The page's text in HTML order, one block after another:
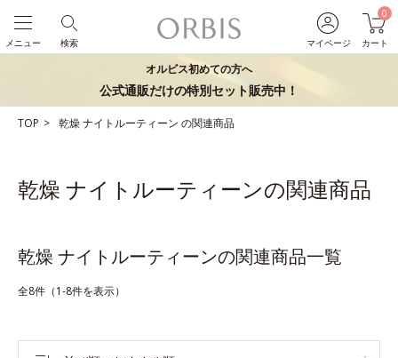
マイページ
0
カート
検索
メニュー
オルビス初めての方へ
公式通販だけの特別セット販売中！
TOP 乾燥ナイトルーティーン の関連商品
乾燥 ナイトルーティーンの関連商品
乾燥 ナイトルーティーンの関連商品一覧
全8件（1-8件を表示）